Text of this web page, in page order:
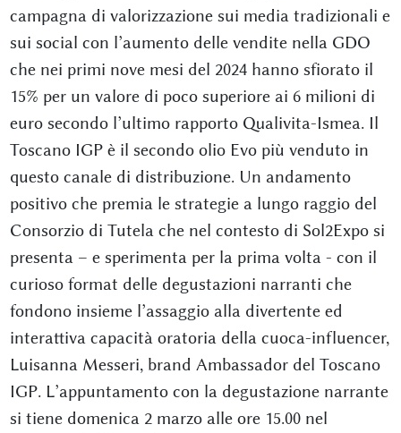
campagna di valorizzazione sui media tradizionali e
sui social con l’aumento delle vendite nella GDO
che nei primi nove mesi del 2024 hanno sfiorato il
15% per un valore di poco superiore ai 6 milioni di
euro secondo l’ultimo rapporto Qualivita-Ismea. Il
Toscano IGP è il secondo olio Evo più venduto in
questo canale di distribuzione. Un andamento
positivo che premia le strategie a lungo raggio del
Consorzio di Tutela che nel contesto di Sol2Expo si
presenta – e sperimenta per la prima volta - con il
curioso format delle degustazioni narranti che
fondono insieme l’assaggio alla divertente ed
interattiva capacità oratoria della cuoca-influencer,
Luisanna Messeri, brand Ambassador del Toscano
IGP. L’appuntamento con la degustazione narrante
si tiene domenica 2 marzo alle ore 15.00 nel